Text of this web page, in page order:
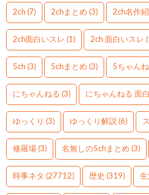
2ch (7) 2chまとめ (3) 2ch名作
2ch面白いスレ (1) 2ch 面白いスレ
5ch (3) 5chまとめ (3) 5ちゃん
にちゃんねる (3) にちゃんねる 面
ゆっくり (3) ゆっくり解説 (6)
修羅場 (3) 名無しの5chまとめ (3)
時事ネタ (27712) 歴史 (319) 生